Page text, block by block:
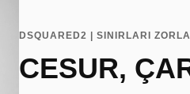
DSQUARED2 | SINIRLARI
CESUR,